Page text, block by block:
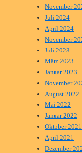
November
Juli 2024
April 2024
November
Juli 2023
März 2023
Januar 2023
November
August 2022
Mai 2022
Januar 2022
Oktober 2021
April 2021
Dezember